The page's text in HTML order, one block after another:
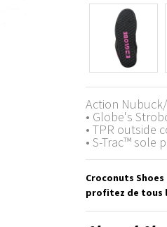
Action
• Globe's
• TPR outside
• S-Trac™ sole
Croconuts
profitez de tous